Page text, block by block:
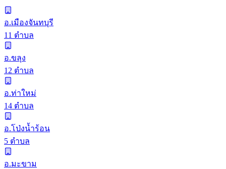
อ.เมืองจันทบุรี
11 ตำบล
อ.ขลุง
12 ตำบล
อ.ท่าใหม่
14 ตำบล
อ.โป่งน้ำร้อน
5 ตำบล
อ.มะขาม